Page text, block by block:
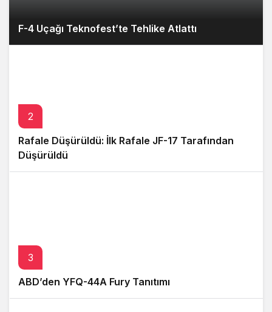
F-4 Uçağı Teknofest’te Tehlike Atlattı
2
Rafale Düşürüldü: İlk Rafale JF-17 Tarafından
Düşürüldü
3
ABD’den YFQ-44A Fury Tanıtımı